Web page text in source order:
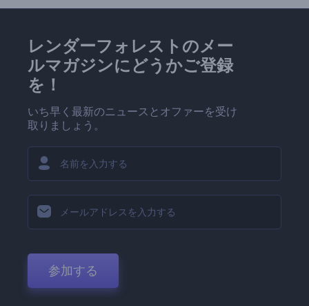
レンダーフォレストのメー
ルマガジンにどうかご登録
を！
いち早く最新のニュースとオファーを受け
取りましょう。
参加する